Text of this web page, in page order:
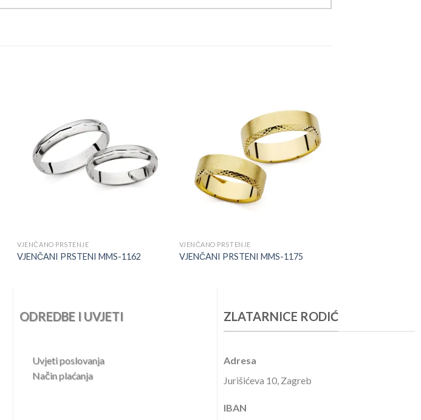
VJENČANO PRSTENJE
VJENČANI PRSTENI MMS-1162
Add to
Wishlist
VJENČANO PRSTENJE
VJENČANI PRSTENI MMS-1175
ODREDBE I UVJETI
Uvjeti poslovanja
Način plaćanja
ZLATARNICE RODIĆ
Adresa
Jurišićeva 10, Zagreb
IBAN